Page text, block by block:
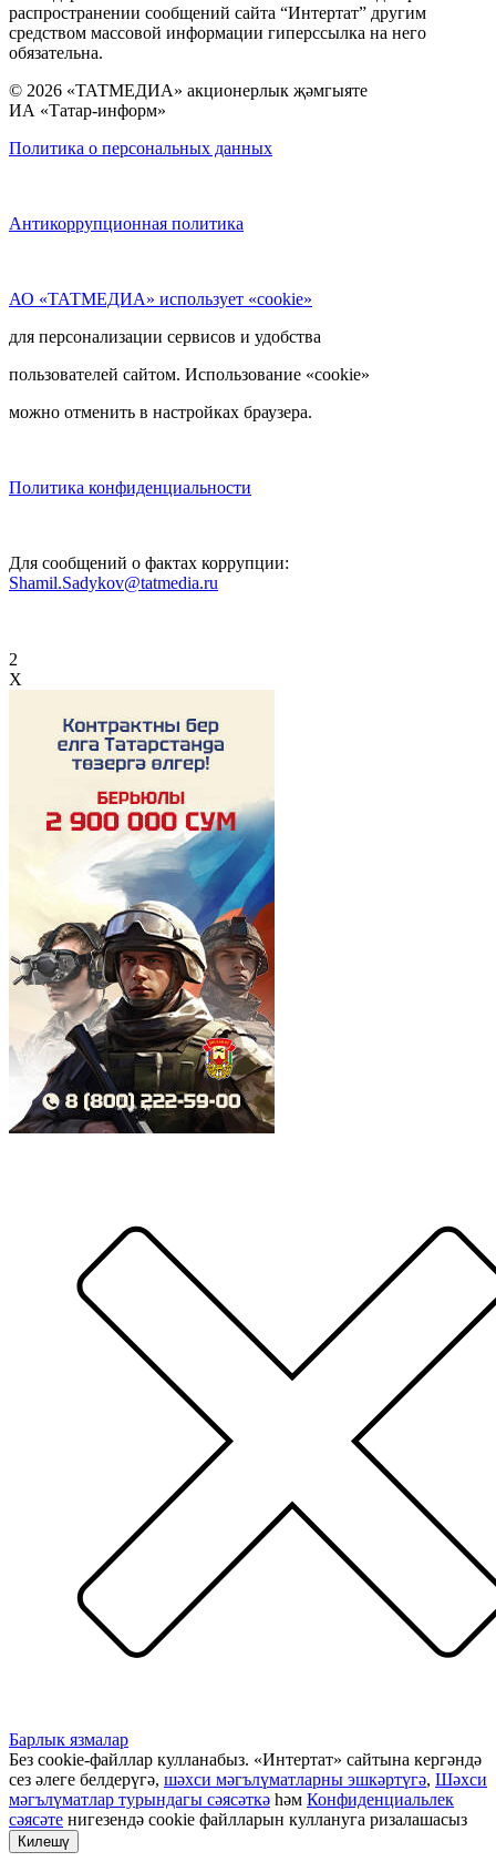
распространении сообщений сайта “Интертат” другим
средством массовой информации гиперссылка на него
обязательна.
© 2026 «ТАТМЕДИА» акционерлык җәмгыяте
ИА «Татар-информ»
Политика о персональных данных
Антикоррупционная политика
АО «ТАТМЕДИА» использует «cookie»
для персонализации сервисов и удобства
пользователей сайтом. Использование «cookie»
можно отменить в настройках браузера.
Политика конфиденциальности
Для сообщений о фактах коррупции:
Shamil.Sadykov@tatmedia.ru
2
X
Барлык язмалар
Без cookie-файллар кулланабыз. «Интертат» сайтына кергәндә
сез әлеге белдерүгә, шәхси мәгълүматларны эшкәртүгә, Шәхси
мәгълүматлар турындагы сәясәткә һәм Конфиденциальлек
сәясәте нигезендә cookie файлларын куллануга ризалашасыз
Килешү